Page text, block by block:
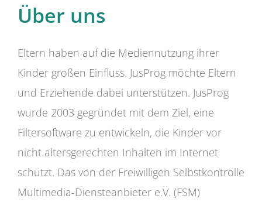
Über uns
Eltern haben auf die Mediennutzung ihrer
Kinder großen Einfluss. JusProg möchte Eltern
und Erziehende dabei unterstützen. JusProg
wurde 2003 gegründet mit dem Ziel, eine
Filtersoftware zu entwickeln, die Kinder vor
nicht altersgerechten Inhalten im Internet
schützt. Das von der Freiwilligen Selbstkontrolle
Multimedia-Diensteanbieter e.V. (FSM)